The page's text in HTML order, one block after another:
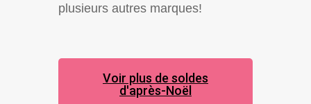
plusieurs autres marques!
Voir plus de soldes
d'après-Noël